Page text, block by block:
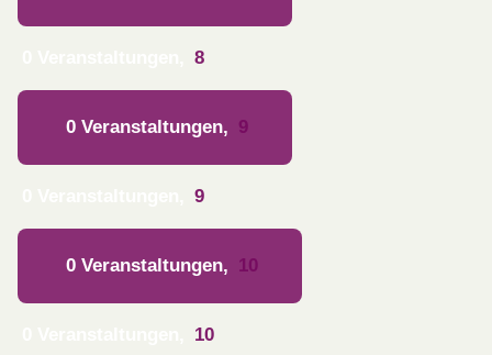
8
0 Veranstaltungen, 9
9
0 Veranstaltungen, 10
10